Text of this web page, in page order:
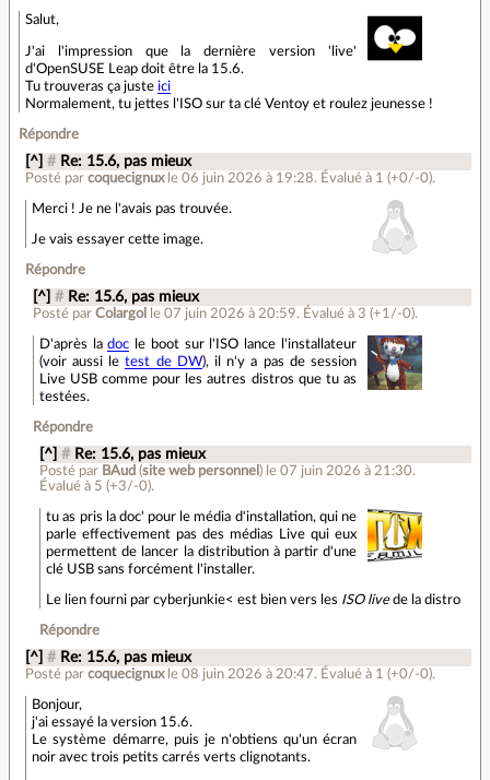
Salut,
J'ai l'impression que la dernière version 'live'
d'OpenSUSE Leap doit être la 15.6.
Tu trouveras ça juste ici
Normalement, tu jettes l'ISO sur ta clé Ventoy et roulez jeunesse !
Répondre
[^] # Re: 15.6, pas mieux
Posté parcoquecignux le 06 juin 2026 à 19:28. Évalué à 1 (+0/-0).
Merci ! Je ne l'avais pas trouvée.
Je vais essayer cette image.
Répondre
[^] # Re: 15.6, pas mieux
Posté par Colargol le 07 juin 2026 à 20:59. Évalué à 3 (+1/-0).
D'après ladoc le boot sur l'ISO lance l'installateur
(voir aussi letest de DW), il n'y a pas de session
Live USB comme pour les autres distros que tu as
testées.
Répondre
[^] # Re: 15.6, pas mieux
Posté par BAud (site web personnel ) le 07 juin 2026 à 21:30.
Évalué à 5 (+3/-0).
tu as pris la doc' pour le média d'installation, qui ne
parle effectivement pas des médias Live qui eux
permettent de lancer la distribution à partir d'une
clé USB sans forcément l'installer.
Le lien fourni par cyberjunkie< est bien vers les ISO livede la distro
Répondre
[^] # Re: 15.6, pas mieux
Posté parcoquecignux le 08 juin 2026 à 20:47. Évalué à 1 (+0/-0).
Bonjour,
j'ai essayé la version 15.6.
Le système démarre, puis je n'obtiens qu'un écran
noir avec trois petits carrés verts clignotants.